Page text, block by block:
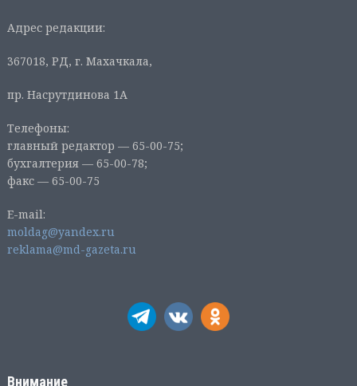
Адрес редакции:
367018, РД, г. Махачкала,
пр. Насрутдинова 1А
Телефоны:
главный редактор — 65-00-75;
бухгалтерия — 65-00-78;
факс — 65-00-75
E-mail:
moldag@yandex.ru
reklama@md-gazeta.ru
Внимание